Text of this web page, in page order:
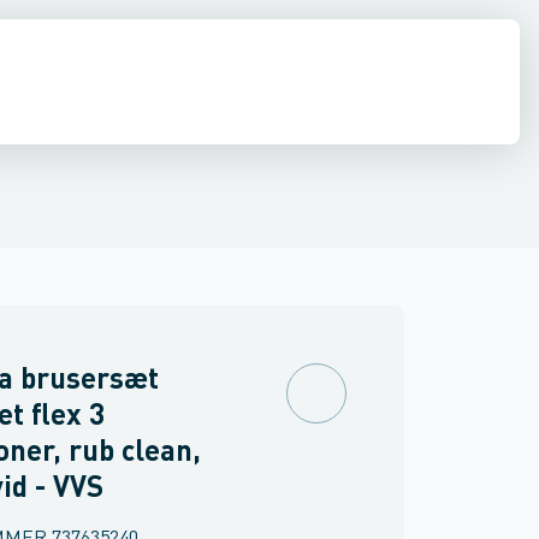
brusersæt
flex 3
rub clean,
- VVS